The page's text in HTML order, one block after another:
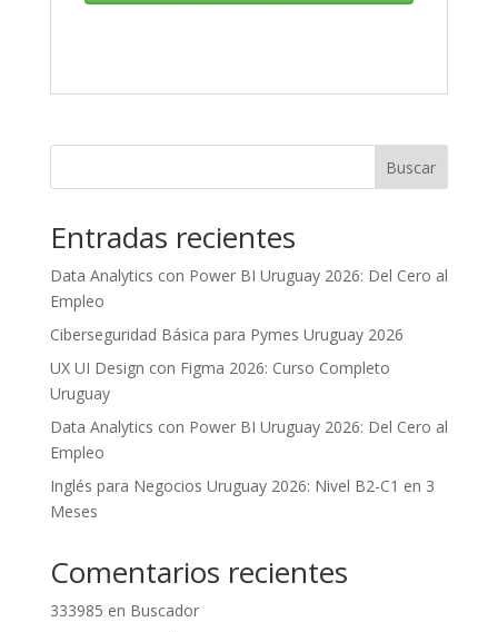
Buscar
Entradas recientes
Data Analytics con Power BI Uruguay 2026: Del Cero al
Empleo
Ciberseguridad Básica para Pymes Uruguay 2026
UX UI Design con Figma 2026: Curso Completo
Uruguay
Data Analytics con Power BI Uruguay 2026: Del Cero al
Empleo
Inglés para Negocios Uruguay 2026: Nivel B2-C1 en 3
Meses
Comentarios recientes
333985 en Buscador